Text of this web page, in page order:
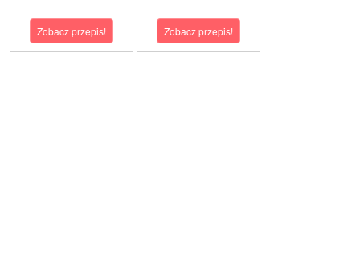
Zobacz przepis! Zobacz przepis!